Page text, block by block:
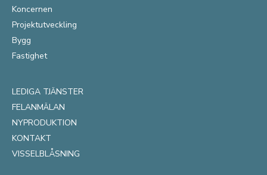
Koncernen
Projektutveckling
Bygg
Fastighet
LEDIGA TJÄNSTER
FELANMÄLAN
NYPRODUKTION
KONTAKT
VISSELBLÅSNING